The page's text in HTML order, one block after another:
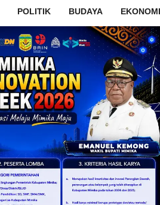
POLITIK BUDAYA EKONOMI